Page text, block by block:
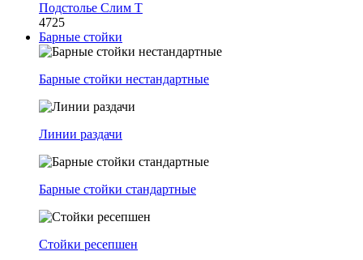
Подстолье Слим Т
4725
Барные стойки
Барные стойки нестандартные
Линии раздачи
Барные стойки стандартные
Стойки ресепшен